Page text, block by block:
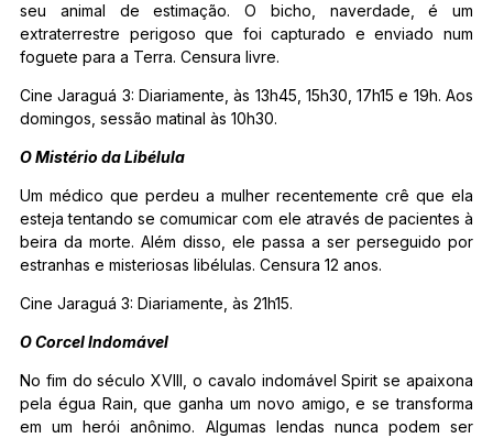
seu animal de estimação. O bicho, naverdade, é um
extraterrestre perigoso que foi capturado e enviado num
foguete para a Terra. Censura livre.
Cine Jaraguá 3: Diariamente, às 13h45, 15h30, 17h15 e 19h. Aos
domingos, sessão matinal às 10h30.
O Mistério da Libélula
Um médico que perdeu a mulher recentemente crê que ela
esteja tentando se comumicar com ele através de pacientes à
beira da morte. Além disso, ele passa a ser perseguido por
estranhas e misteriosas libélulas. Censura 12 anos.
Cine Jaraguá 3: Diariamente, às 21h15.
O Corcel Indomável
No fim do século XVIII, o cavalo indomável Spirit se apaixona
pela égua Rain, que ganha um novo amigo, e se transforma
em um herói anônimo. Algumas lendas nunca podem ser